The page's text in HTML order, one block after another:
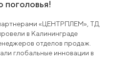
поголовья!
«ЦЕНТРПЛЕМ», ТД
в Калининграде
отделов продаж.
глобальные инновации в